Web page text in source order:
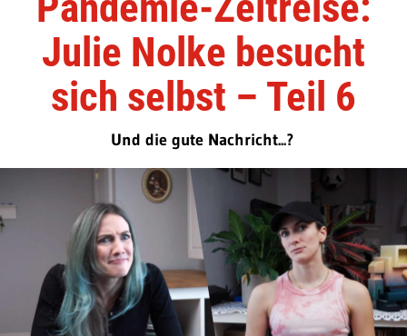
Julie Nolke besucht
sich selbst – Teil 6
Und die gute Nachricht...?